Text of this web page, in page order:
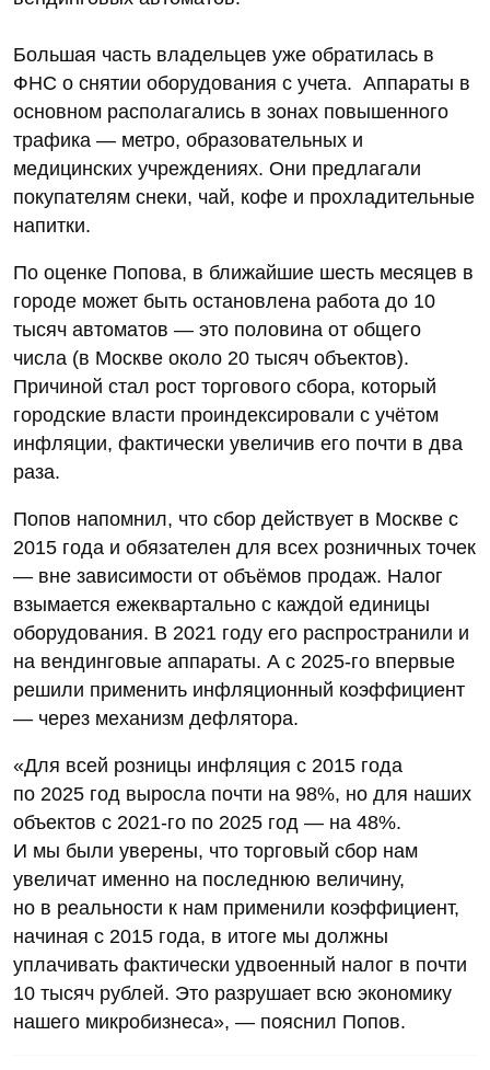
Большая часть владельцев уже обратилась в
ФНС о снятии оборудования с учета. Аппараты в
основном располагались в зонах повышенного
трафика — метро, образовательных и
медицинских учреждениях. Они предлагали
покупателям снеки, чай, кофе и прохладительные
напитки.
По оценке Попова, в ближайшие шесть месяцев в
городе может быть остановлена работа до 10
тысяч автоматов — это половина от общего
числа (в Москве около 20 тысяч объектов).
Причиной стал рост торгового сбора, который
городские власти проиндексировали с учётом
инфляции, фактически увеличив его почти в два
раза.
Попов напомнил, что сбор действует в Москве с
2015 года и обязателен для всех розничных точек
— вне зависимости от объёмов продаж. Налог
взымается ежеквартально с каждой единицы
оборудования. В 2021 году его распространили и
на вендинговые аппараты. А с 2025-го впервые
решили применить инфляционный коэффициент
— через механизм дефлятора.
«Для всей розницы инфляция с 2015 года
по 2025 год выросла почти на 98%, но для наших
объектов с 2021-го по 2025 год — на 48%.
И мы были уверены, что торговый сбор нам
увеличат именно на последнюю величину,
но в реальности к нам применили коэффициент,
начиная с 2015 года, в итоге мы должны
уплачивать фактически удвоенный налог в почти
10 тысяч рублей. Это разрушает всю экономику
нашего микробизнеса», — пояснил Попов.